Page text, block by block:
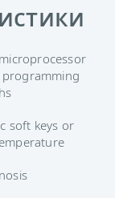
soft keys or